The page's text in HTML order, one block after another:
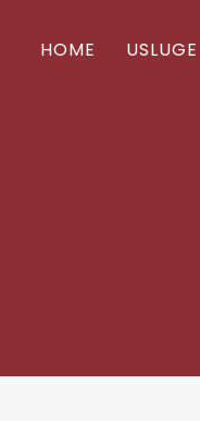
HOME USLUGE